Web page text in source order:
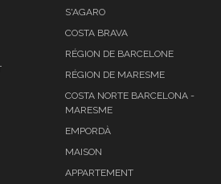
S'AGARO
COSTA BRAVA
RÉGION DE BARCELONE
RÉGION DE MARESME
COSTA NORTE BARCELONA -
MARESME
EMPORDÀ
MAISON
APPARTEMENT